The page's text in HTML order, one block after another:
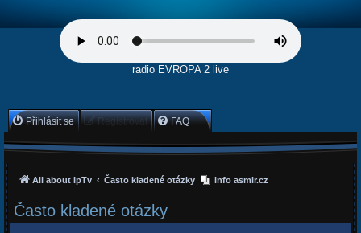
radio EVROPA 2 live
Přihlásit se Registrovat FAQ
All about IpTv Často kladené otázky info asmir.cz
Často kladené otázky